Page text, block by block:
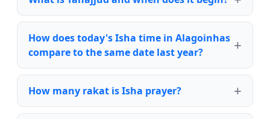
How does today's Isha time in Alagoinhas
compare to the same date last year?
How many rakat is Isha prayer?